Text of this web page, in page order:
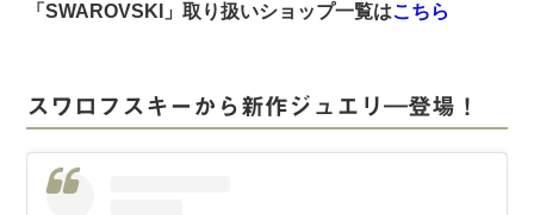
「SWAROVSKI」取り扱いショップ一覧はこちら
スワロフスキーから新作ジュエリ―登場！